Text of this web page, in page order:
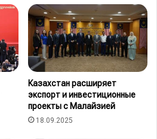
Казахстан расширяет
экспорт и инвестиционные
проекты с Малайзией
18.09.2025